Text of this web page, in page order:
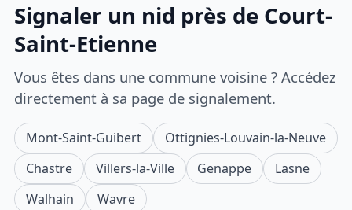
Signaler un nid près de Court-
Saint-Etienne
Vous êtes dans une commune voisine ? Accédez
directement à sa page de signalement.
Mont-Saint-Guibert
Ottignies-Louvain-la-Neuve
Chastre
Villers-la-Ville Genappe
Lasne
Walhain
Wavre